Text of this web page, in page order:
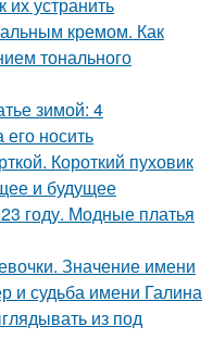
кремом. Как
тонального
зимой: 4
носить
Короткий пуховик
и будущее
году. Модные платья
Значение имени
и судьба имени Галина
из под